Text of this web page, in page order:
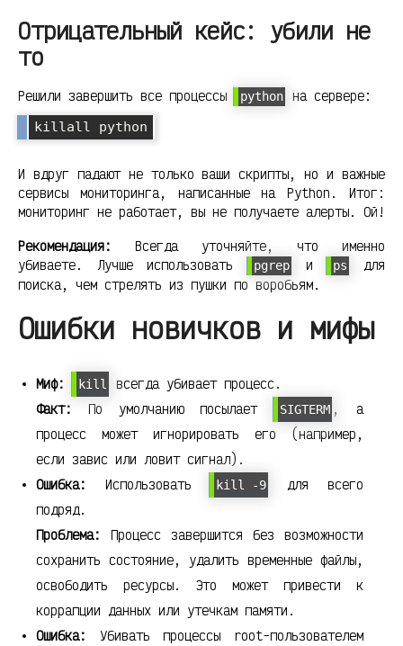
Отрицательный кейс: убили не
то
Решили завершить все процессы python на сервере:
killall python
И вдруг падают не только ваши скрипты, но и важные
сервисы мониторинга, написанные на Python. Итог:
мониторинг не работает, вы не получаете алерты. Ой!
Рекомендация:
Всегда уточняйте, что именно
убиваете. Лучше использовать
pgrep и ps
для
поиска, чем стрелять из пушки по воробьям.
Ошибки новичков и мифы
Миф: kill
всегда убивает процесс.
Факт:
По умолчанию посылает SIGTERM , а
процесс может игнорировать его (например,
если завис или ловит сигнал).
Ошибка:
Использовать kill -9
для всего
подряд.
Проблема:
Процесс завершится без возможности
сохранить состояние, удалить временные файлы,
освободить ресурсы. Это может привести к
коррапции данных или утечкам памяти.
Ошибка:
Убивать процессы root-пользователем